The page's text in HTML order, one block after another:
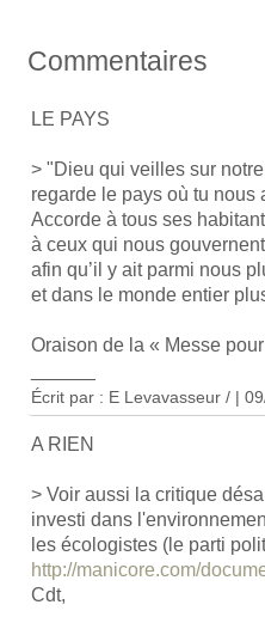
Commentaires
LE PAYS
> "Dieu qui veilles sur
regarde le pays où tu nous
Accorde à tous ses
à ceux qui nous
afin qu’il y ait parmi nous
et dans le monde entier
Oraison de la « Messe
Écrit par : E Levavasseur / |
A RIEN
> Voir aussi la critique
investi dans
les écologistes (le parti
http://manicore.com/
Cdt,